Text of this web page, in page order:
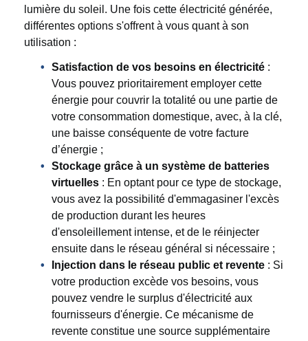
lumière du soleil. Une fois cette électricité générée,
différentes options s'offrent à vous quant à son
utilisation :
Satisfaction de vos besoins en électricité :
Vous pouvez prioritairement employer cette
énergie pour couvrir la totalité ou une partie de
votre consommation domestique, avec, à la clé,
une baisse conséquente de votre facture
d’énergie ;
Stockage grâce à un système de batteries
virtuelles : En optant pour ce type de stockage,
vous avez la possibilité d'emmagasiner l'excès
de production durant les heures
d'ensoleillement intense, et de le réinjecter
ensuite dans le réseau général si nécessaire ;
Injection dans le réseau public et revente : Si
votre production excède vos besoins, vous
pouvez vendre le surplus d'électricité aux
fournisseurs d'énergie. Ce mécanisme de
revente constitue une source supplémentaire